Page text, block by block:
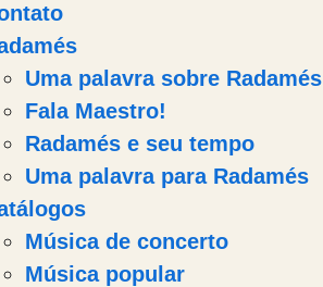
Uma palavra sobre Radamés
Fala Maestro!
Radamés e seu tempo
Uma palavra para Radamés
Música de concerto
Música popular